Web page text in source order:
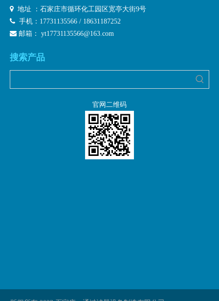
 地址 ：石家庄市循环化工园区宽亭大街9号
 手机：17731135566 / 18631187252
 邮箱： yt17731135566@163.com
搜索产品
官网二维码